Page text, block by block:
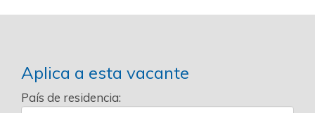
Aplica a esta vacante
País de residencia: